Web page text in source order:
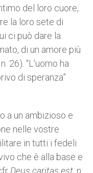
del loro cuore,
la loro sete di
ci può dare la
di un amore più
n. 26). “L’uomo ha
di speranza”
a un ambizioso e
nelle vostre
in tutti i fedeli
che è alla base e
Deus caritas est , n.